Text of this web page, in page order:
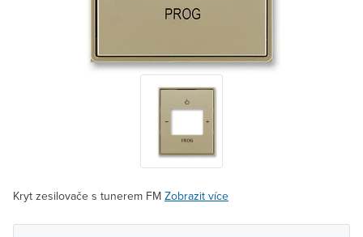
Kryt zesilovače s tunerem FM Zobrazit více